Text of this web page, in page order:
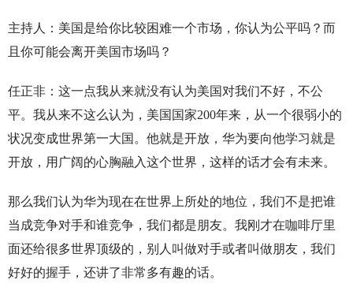
主持人：美国是给你比较困难一个市场，你认为公平吗？而
且你可能会离开美国市场吗？
任正非：这一点我从来就没有认为美国对我们不好，不公
平。我从来不这么认为，美国国家200年来，从一个很弱小的
状况变成世界第一大国。他就是开放，华为要向他学习就是
开放，用广阔的心胸融入这个世界，这样的话才会有未来。
那么我们认为华为现在在世界上所处的地位，我们不是把谁
当成竞争对手和谁竞争，我们都是朋友。我刚才在咖啡厅里
面还给很多世界顶级的，别人叫做对手或者叫做朋友，我们
好好的握手，还讲了非常多有趣的话。